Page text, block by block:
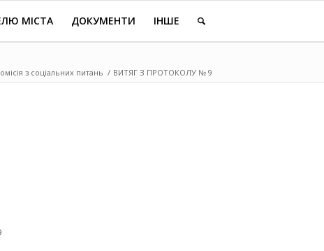
МІСТА ДОКУМЕНТИ ІНШЕ
з соціальних питань / ВИТЯГ З ПРОТОКОЛУ № 9